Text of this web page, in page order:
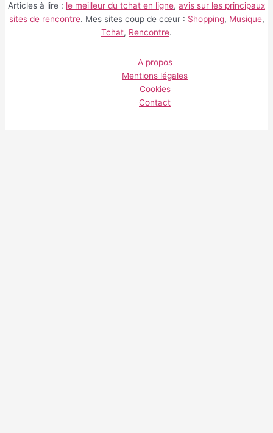
Articles à lire : le meilleur du tchat en ligne, avis sur les principaux
sites de rencontre. Mes sites coup de cœur : Shopping, Musique,
Tchat, Rencontre.
A propos
Mentions légales
Cookies
Contact